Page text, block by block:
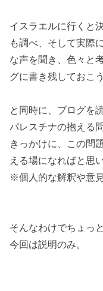
イスラエルに行くと
も調べ、そして実際
な声を聞き、色々と
グに書き残しておこ
と同時に、ブログを
パレスチナの抱える
きっかけに、この問
える場になればと思
※個人的な解釈や意
そんなわけでちょっ
今回は説明のみ。